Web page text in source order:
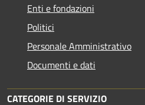
Enti e fondazioni
Politici
Personale Amministrativo
Documenti e dati
CATEGORIE DI SERVIZIO